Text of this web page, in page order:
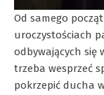
Od samego
uroczystościach
odbywających się
trzeba wesprzeć
pokrzepić ducha